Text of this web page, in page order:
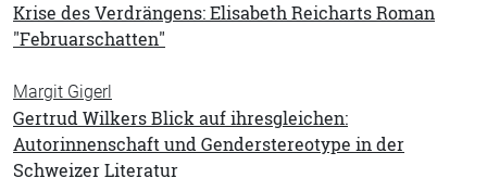
Krise des Verdrängens: Elisabeth Reicharts Roman
"Februarschatten"
Margit Gigerl
Gertrud Wilkers Blick auf ihresgleichen:
Autorinnenschaft und Genderstereotype in der
Schweizer Literatur